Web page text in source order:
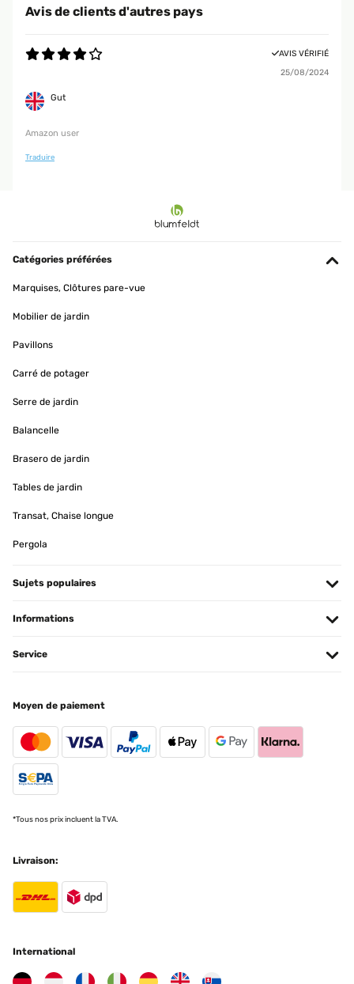
Avis de clients d'autres pays
AVIS VÉRIFIÉ
25/08/2024
Gut
Amazon user
Traduire
Catégories préférées
Marquises, Clôtures pare-vue
Mobilier de jardin
Pavillons
Carré de potager
Serre de jardin
Balancelle
Brasero de jardin
Tables de jardin
Transat, Chaise longue
Pergola
Sujets populaires
Informations
Service
Moyen de paiement
*Tous nos prix incluent la TVA.
Livraison:
International